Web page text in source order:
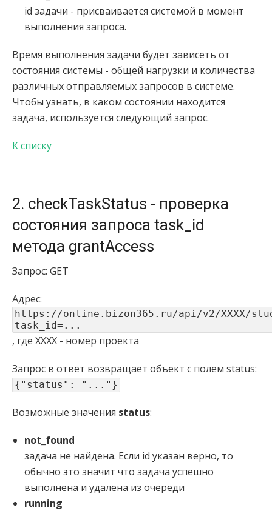
id задачи - присваивается системой в момент
выполнения запроса.
Время выполнения задачи будет зависеть от
состояния системы - общей нагрузки и количества
различных отправляемых запросов в системе.
Чтобы узнать, в каком состоянии находится
задача, используется следующий запрос.
К списку
2. checkTaskStatus - проверка
состояния запроса task_id
метода grantAccess
Запрос: GET
Адрес:
https://online.bizon365.ru/api/v2/XXXX/
task_id=...
, где XXXX - номер проекта
Запрос в ответ возвращает объект с полем status:
{"status": "..."}
Возможные значения status:
not_found
задача не найдена. Если id указан верно, то
обычно это значит что задача успешно
выполнена и удалена из очереди
running